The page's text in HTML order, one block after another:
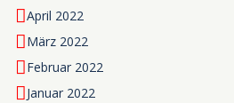
April 2022
März 2022
Februar 2022
Januar 2022